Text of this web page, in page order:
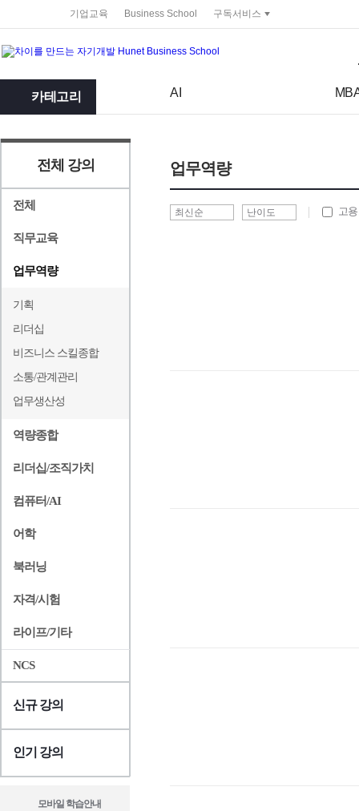
기업교육 Business School 구독서비스
카테고리 AI
전체 강의
전체
직무교육
업무역량
기획
리더십
비즈니스 스킬종합
소통/관계관리
업무생산성
역량종합
리더십/조직가치
컴퓨터/AI
어학
북러닝
자격/시험
라이프/기타
NCS
신규 강의
인기 강의
모바일 학습안내
업무역량
고